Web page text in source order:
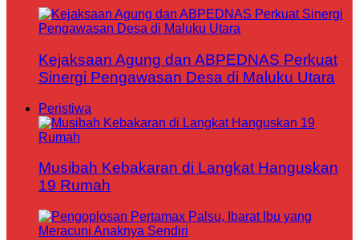
Kejaksaan Agung dan ABPEDNAS Perkuat
Sinergi Pengawasan Desa di Maluku Utara
Peristiwa
Musibah Kebakaran di Langkat Hanguskan
19 Rumah